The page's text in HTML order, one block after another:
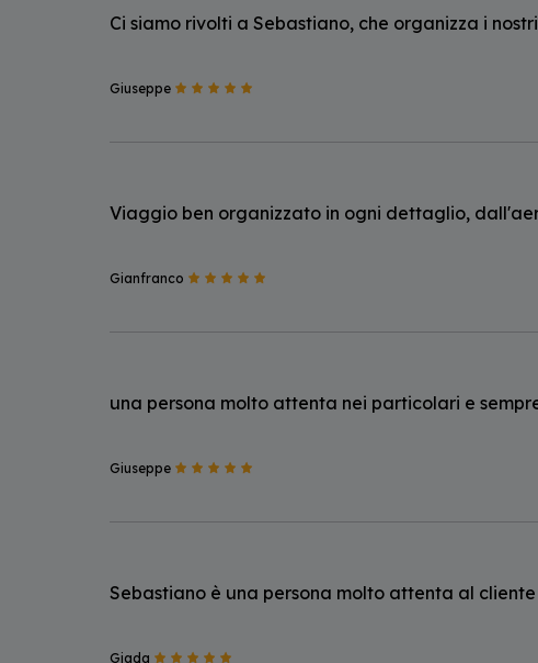
Ci siamo rivolti a Sebastiano, che organizza i
Giuseppe
Viaggio ben organizzato in ogni dettaglio,
Gianfranco
una persona molto attenta nei particolari e
Giuseppe
Sebastiano è una persona molto attenta al
Giada